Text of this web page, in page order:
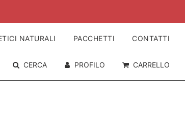
NATURALI PACCHETTI CONTATTI
CERCA PROFILO CARRELLO